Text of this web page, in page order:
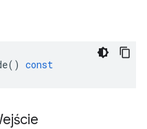
() const